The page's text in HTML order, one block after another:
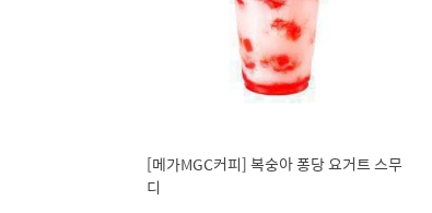
[메가MGC커피] 복숭아 퐁당 요거트 스무
디